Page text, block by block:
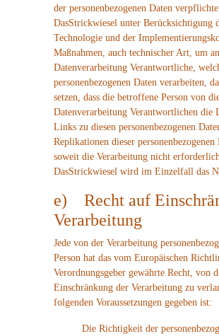
der personenbezogenen Daten
DasStrickwiesel unter Berücksichtigung
Technologie und der
Maßnahmen, auch technischer Art, um
Datenverarbeitung Verantwortliche,
personenbezogenen Daten verarbeiten,
setzen, dass die betroffene Person von
Datenverarbeitung Verantwortlichen die
Links zu diesen personenbezogenen
Replikationen dieser
soweit die Verarbeitung nicht
DasStrickwiesel wird im Einzelfall das
e) Recht auf
Verarbeitung
Jede von der Verarbeitung
Person hat das vom Europäischen
Verordnungsgeber gewährte Recht, von
Einschränkung der Verarbeitung zu
folgenden Voraussetzungen gegeben ist:
Die Richtigkeit der